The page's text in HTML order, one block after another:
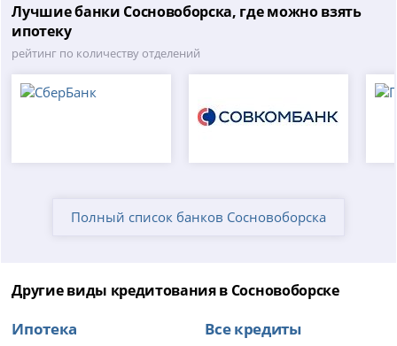
Лучшие банки Сосновоборска, где можно взять
ипотеку
рейтинг по количеству отделений
Полный список банков Сосновоборска
Другие виды кредитования в Сосновоборске
Ипотека
Все кредиты